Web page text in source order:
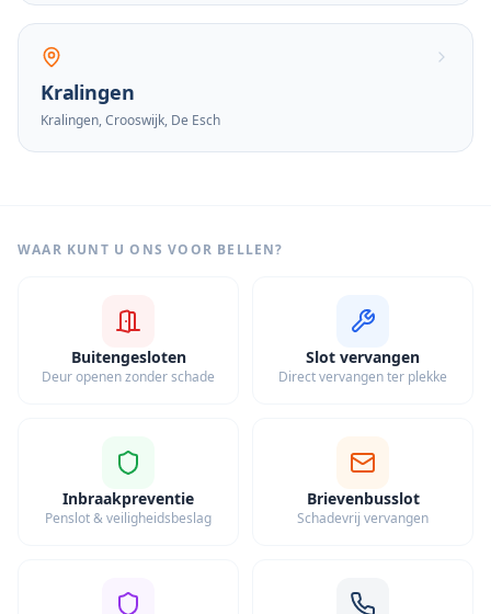
Kralingen
Kralingen, Crooswijk, De Esch
WAAR KUNT U ONS VOOR BELLEN?
Buitengesloten
Deur openen zonder schade
Slot vervangen
Direct vervangen ter plekke
Inbraakpreventie
Penslot & veiligheidsbeslag
Brievenbusslot
Schadevrij vervangen